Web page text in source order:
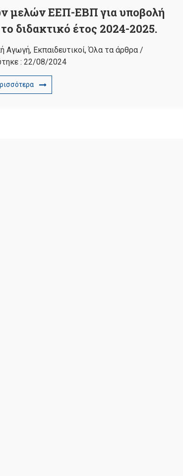
μελών ΕΕΠ-ΕΒΠ για υποβολή
διδακτικό έτος 2024-2025.
Αγωγή, Εκπαιδευτικοί,Όλα τα άρθρα/
: 22/08/2024